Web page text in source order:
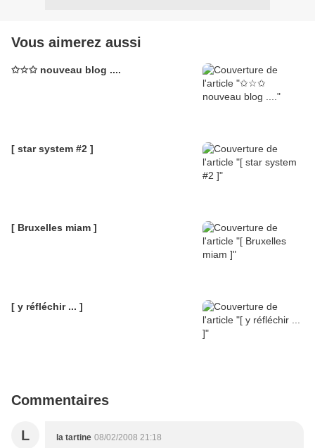
Vous aimerez aussi
✩☆✩ nouveau blog ....
[ star system #2 ]
[ Bruxelles miam ]
[ y réfléchir ... ]
Commentaires
L la tartine 08/02/2008 21:18